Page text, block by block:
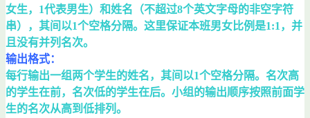
女生，1代表男生）和姓名（不超过8个英文字母的非空字符
串），其间以1个空格分隔。这里保证本班男女比例是1:1，并
且没有并列名次。
输出格式：
每行输出一组两个学生的姓名，其间以1个空格分隔。名次高
的学生在前，名次低的学生在后。小组的输出顺序按照前面学
生的名次从高到低排列。